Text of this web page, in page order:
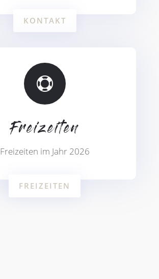
KONTAKT

Freizeiten
Freizeiten im Jahr 2026
FREIZEITEN